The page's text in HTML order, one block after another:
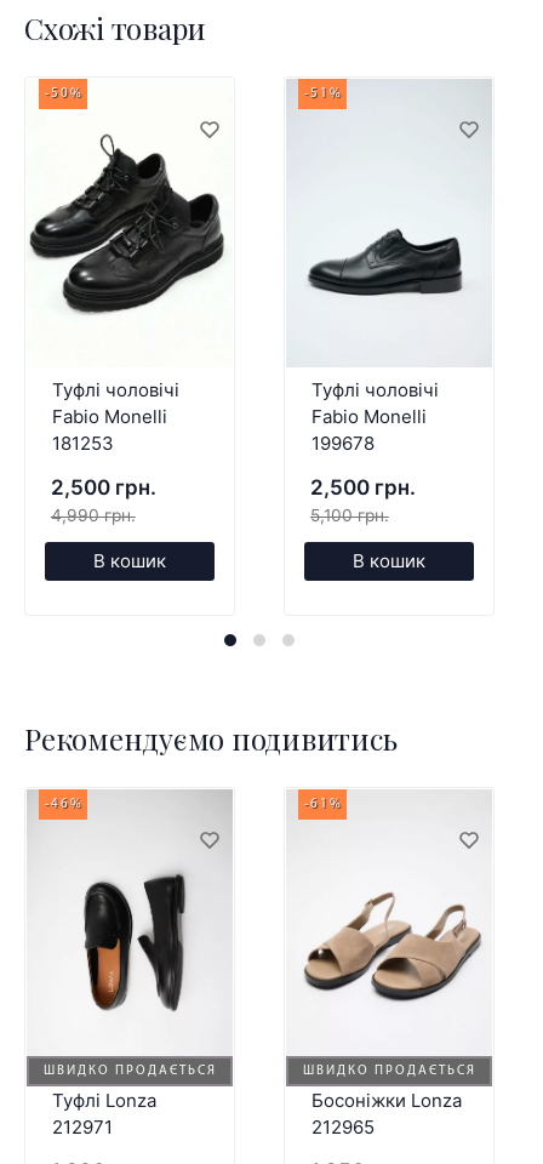
Схожі товари
-50%
Туфлі чоловічі
Fabio Monelli
181253
2,500 грн.
4,990 грн.
В кошик
-51%
Туфлі чоловічі
Fabio Monelli
199678
2,500 грн.
5,100 грн.
В кошик
Рекомендуємо подивитись
ШВИДКО ПРОДАЄТЬСЯ
-46%
Туфлі Lonza
212971
ШВИДКО ПРОДАЄТЬСЯ
-61%
Босоніжки Lonza
212965